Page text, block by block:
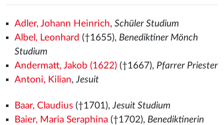
Adler, Johann Heinrich, Schüler Studium
Albel, Leonhard (†1655), Benediktiner Mönch
Studium
Andermatt, Jakob (1622)(†1667), Pfarrer Priester
Antoni, Kilian,Jesuit
Baar, Claudius(†1701),Jesuit Studium
Baier, Maria Seraphina(†1702), Benediktinerin